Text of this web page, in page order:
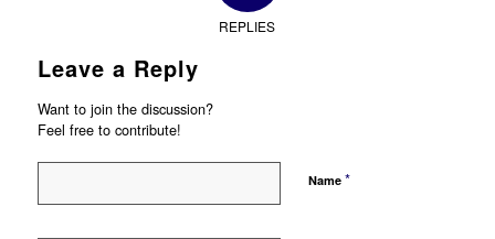
REPLIES
Leave a Reply
Want to join the discussion?
Feel free to contribute!
Name *